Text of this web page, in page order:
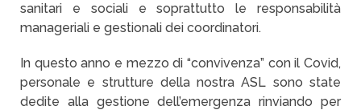
sanitari e sociali e soprattutto le responsabilità
manageriali e gestionali dei coordinatori.
In questo anno e mezzo di “convivenza” con il Covid,
personale e strutture della nostra ASL sono state
dedite alla gestione dell’emergenza rinviando per